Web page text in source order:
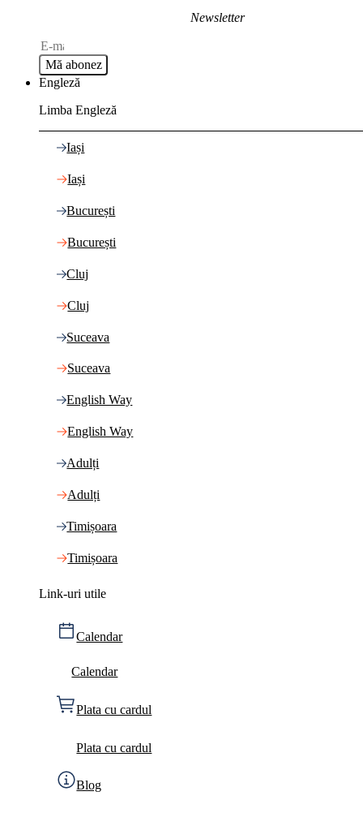
Newsletter
Mă abonez
Engleză
Limba Engleză
Iași
Iași
București
București
Cluj
Cluj
Suceava
Suceava
English Way
English Way
Adulți
Adulți
Timișoara
Timișoara
Link-uri utile
Calendar
Calendar
Plata cu cardul
Plata cu cardul
Blog